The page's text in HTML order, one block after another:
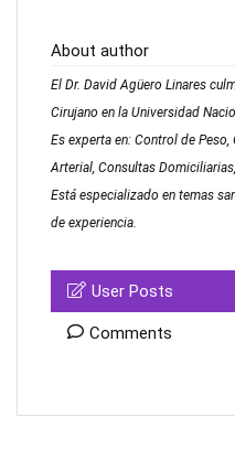
About author
El Dr. David Agüero Linares
Cirujano en la Universidad
Es experta en: Control de
Arterial, Consultas
Está especializado en temas
de experiencia.
User Posts
Comments